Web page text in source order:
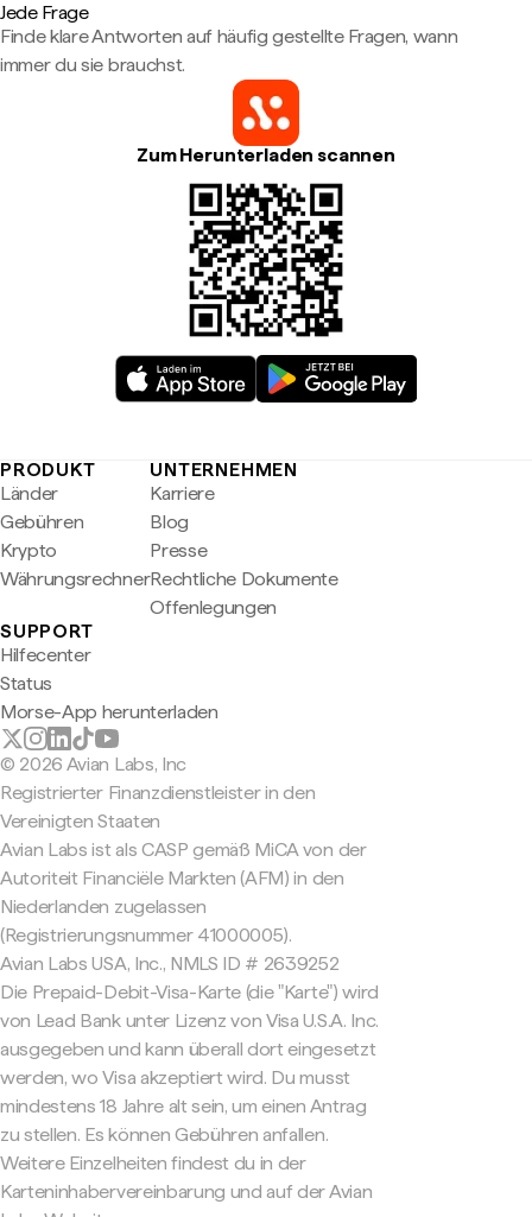
Jede Frage
Finde klare Antworten auf häufig gestellte Fragen, wann
immer du sie brauchst.
Zum Herunterladen scannen
PRODUKT
Länder
Gebühren
Krypto
Währungsrechner
UNTERNEHMEN
Karriere
Blog
Presse
Rechtliche Dokumente
Offenlegungen
SUPPORT
Hilfecenter
Status
Morse-App herunterladen
© 2026 Avian Labs, Inc
Registrierter Finanzdienstleister in den
Vereinigten Staaten
Avian Labs ist als CASP gemäß MiCA von der
Autoriteit Financiële Markten (AFM) in den
Niederlanden zugelassen
(Registrierungsnummer 41000005).
Avian Labs USA, Inc., NMLS ID # 2639252
Die Prepaid-Debit-Visa-Karte (die "Karte") wird
von Lead Bank unter Lizenz von Visa U.S.A. Inc.
ausgegeben und kann überall dort eingesetzt
werden, wo Visa akzeptiert wird. Du musst
mindestens 18 Jahre alt sein, um einen Antrag
zu stellen. Es können Gebühren anfallen.
Weitere Einzelheiten findest du in der
Karteninhabervereinbarung und auf der Avian